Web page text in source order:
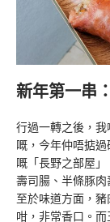
新年第一串
行過一轉之後，
嘅，今年仲唔掂
嘅「長野之部屋
壽司腸、半條豚
至於味道方面，
咁，非常香口。